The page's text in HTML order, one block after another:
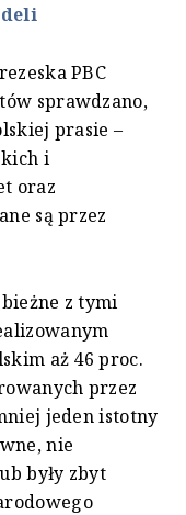
PBC
sprawdzano,
prasie –
i
oraz
są przez
z tymi
aż 46 proc.
przez
jeden istotny
nie
były zbyt